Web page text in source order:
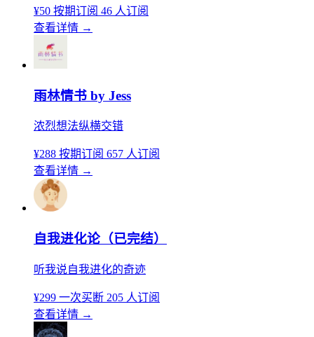
¥50 按期订阅 46 人订阅
查看详情 →
雨林情书 by Jess
浓烈想法纵横交错
¥288 按期订阅 657 人订阅
查看详情 →
自我进化论（已完结）
听我说自我进化的奇迹
¥299 一次买断 205 人订阅
查看详情 →